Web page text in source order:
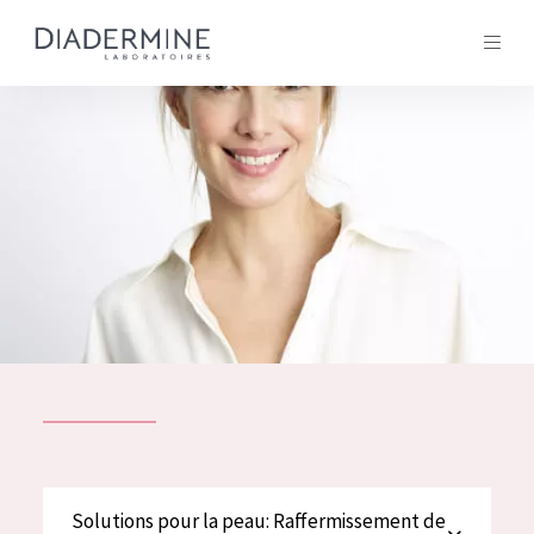
SOLUTIONS POUR LA PEAU
TOUS LES PRODUIT
Tous les Produit
À propos
Conseils Beauté
Solutions pour la peau: Raffermissement de